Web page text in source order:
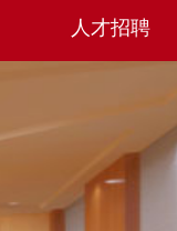
人才招聘